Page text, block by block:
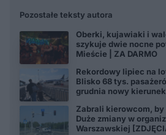
Pozostałe teksty autora
Oberki, kujawiaki i
szykuje dwie nocne
Mieście | ZA DARMO
Rekordowy lipiec na
Blisko 68 tys.
grudnia nowy kierunek
Zabrali kierowcom,
Duże zmiany w
Warszawskiej